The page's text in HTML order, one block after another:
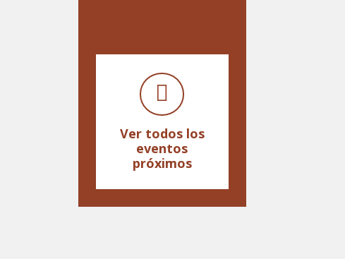
Ver todos los
eventos
próximos